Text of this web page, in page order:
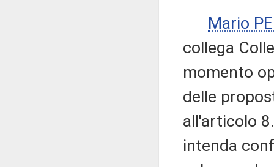
Mario
collega
momento
delle
all'articolo
intenda